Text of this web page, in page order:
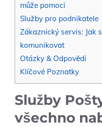
může pomoci
Služby pro podnikatele
Zákaznický servis: Jak
komunikovat
Otázky & Odpovědi
Klíčové Poznatky
Služby
všechno